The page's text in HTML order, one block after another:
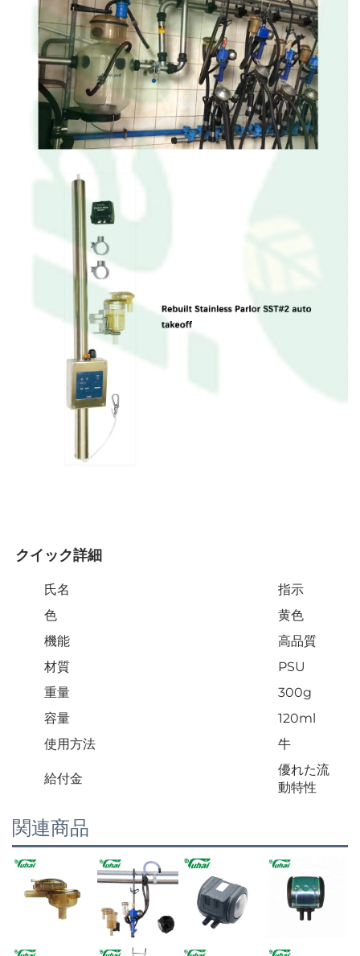
クイック詳細
氏名
指示
色
黄色
機能
高品質
材質
PSU
重量
300g
容量
120ml
使用方法
牛
給付金
優れた流
動特性
関連商品